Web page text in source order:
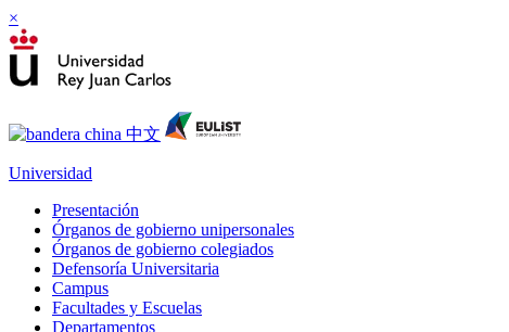
×
Universidad
Presentación
Órganos de gobierno unipersonales
Órganos de gobierno colegiados
Defensoría Universitaria
Campus
Facultades y Escuelas
Departamentos